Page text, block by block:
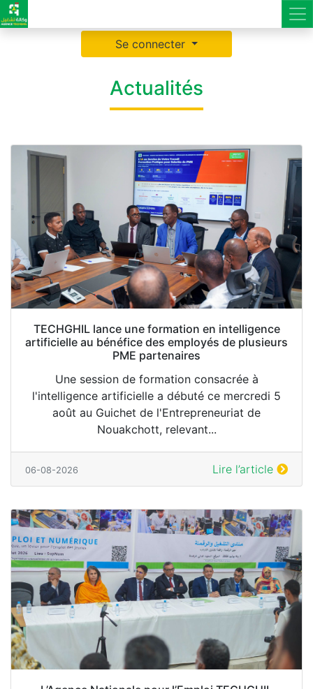
Se connecter
Actualités
TECHGHIL lance une formation en intelligence
artificielle au bénéfice des employés de plusieurs
PME partenaires
Une session de formation consacrée à
l'intelligence artificielle a débuté ce mercredi 5
août au Guichet de l'Entrepreneuriat de
Nouakchott, relevant...
06-08-2026 Lire l’article